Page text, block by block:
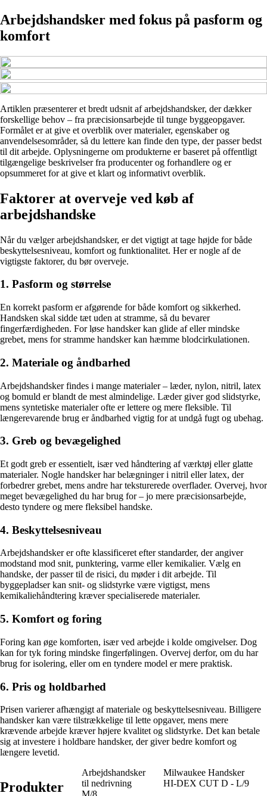
Arbejdshandsker med fokus på pasform og
komfort
Artiklen præsenterer et bredt udsnit af arbejdshandsker, der dækker
forskellige behov – fra præcisionsarbejde til tunge byggeopgaver.
Formålet er at give et overblik over materialer, egenskaber og
anvendelsesområder, så du lettere kan finde den type, der passer bedst
til dit arbejde. Oplysningerne om produkterne er baseret på offentligt
tilgængelige beskrivelser fra producenter og forhandlere og er
opsummeret for at give et klart og informativt overblik.
Faktorer at overveje ved køb af
arbejdshandske
Når du vælger arbejdshandsker, er det vigtigt at tage højde for både
beskyttelsesniveau, komfort og funktionalitet. Her er nogle af de
vigtigste faktorer, du bør overveje.
1. Pasform og størrelse
En korrekt pasform er afgørende for både komfort og sikkerhed.
Handsken skal sidde tæt uden at stramme, så du bevarer
fingerfærdigheden. For løse handsker kan glide af eller mindske
grebet, mens for stramme handsker kan hæmme blodcirkulationen.
2. Materiale og åndbarhed
Arbejdshandsker findes i mange materialer – læder, nylon, nitril, latex
og bomuld er blandt de mest almindelige. Læder giver god slidstyrke,
mens syntetiske materialer ofte er lettere og mere fleksible. Til
længerevarende brug er åndbarhed vigtig for at undgå fugt og ubehag.
3. Greb og bevægelighed
Et godt greb er essentielt, især ved håndtering af værktøj eller glatte
materialer. Nogle handsker har belægninger i nitril eller latex, der
forbedrer grebet, mens andre har teksturerede overflader. Overvej, hvor
meget bevægelighed du har brug for – jo mere præcisionsarbejde,
desto tyndere og mere fleksibel handske.
4. Beskyttelsesniveau
Arbejdshandsker er ofte klassificeret efter standarder, der angiver
modstand mod snit, punktering, varme eller kemikalier. Vælg en
handske, der passer til de risici, du møder i dit arbejde. Til
byggepladser kan snit- og slidstyrke være vigtigst, mens
kemikaliehåndtering kræver specialiserede materialer.
5. Komfort og foring
Foring kan øge komforten, især ved arbejde i kolde omgivelser. Dog
kan for tyk foring mindske fingerfølingen. Overvej derfor, om du har
brug for isolering, eller om en tyndere model er mere praktisk.
6. Pris og holdbarhed
Prisen varierer afhængigt af materiale og beskyttelsesniveau. Billigere
handsker kan være tilstrækkelige til lette opgaver, mens mere
krævende arbejde kræver højere kvalitet og slidstyrke. Det kan betale
sig at investere i holdbare handsker, der giver bedre komfort og
længere levetid.
Produkter
Arbejdshandsker
til nedrivning
Milwaukee Handsker
HI-DEX CUT D - L/9